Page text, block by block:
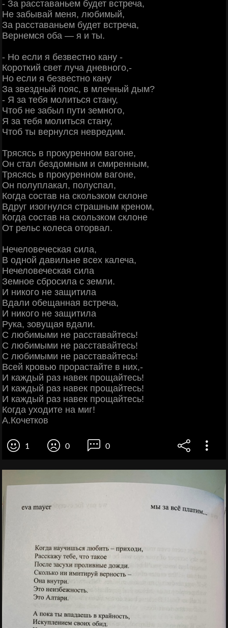
- За расставаньем будет встреча,
Не забывай меня, любимый,
За расставаньем будет встреча,
Вернемся оба — я и ты.
- Но если я безвестно кану -
Короткий свет луча дневного,-
Но если я безвестно кану
За звездный пояс, в млечный дым?
- Я за тебя молиться стану,
Чтоб не забыл пути земного,
Я за тебя молиться стану,
Чтоб ты вернулся невредим.
Трясясь в прокуренном вагоне,
Он стал бездомным и смиренным,
Трясясь в прокуренном вагоне,
Он полуплакал, полуспал,
Когда состав на скользком склоне
Вдруг изогнулся страшным креном,
Когда состав на скользком склоне
От рельс колеса оторвал.
Нечеловеческая сила,
В одной давильне всех калеча,
Нечеловеческая сила
Земное сбросила с земли.
И никого не защитила
Вдали обещанная встреча,
И никого не защитила
Рука, зовущая вдали.
С любимыми не расставайтесь!
С любимыми не расставайтесь!
С любимыми не расставайтесь!
Всей кровью прорастайте в них,-
И каждый раз навек прощайтесь!
И каждый раз навек прощайтесь!
И каждый раз навек прощайтесь!
Когда уходите на миг!
А.Кочетков
1 0 0